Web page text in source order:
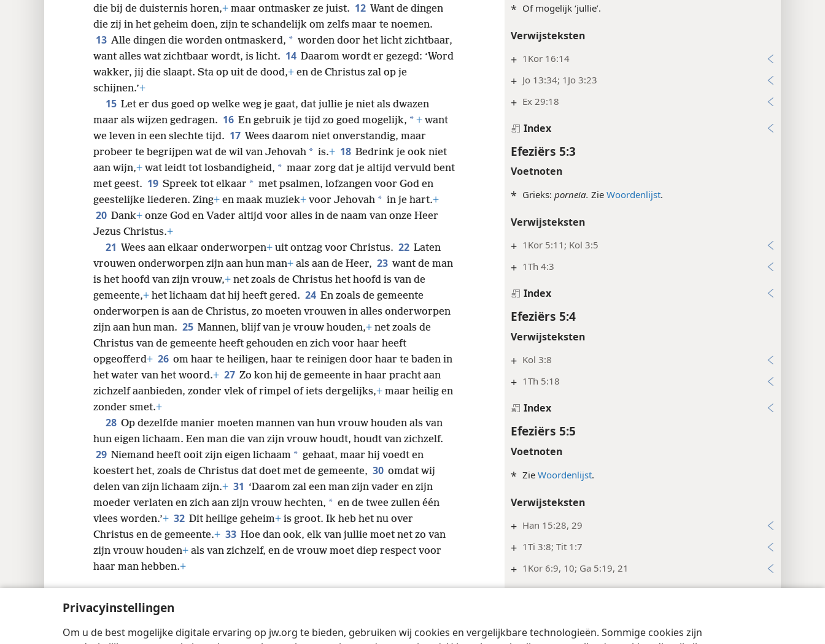
Privacyinstellingen
Om u de best mogelijke digitale ervaring op jw.org te bieden, gebruiken wij cookies en vergelijkbare technologieën. Sommige cookies zijn
* Of mogelijk ‘jullie’.
Verwijsteksten
+ 1Kor 16:14
+ Jo 13:34; 1Jo 3:23
+ Ex 29:18
Index
Efeziërs 5:3
Voetnoten
* Grieks:porneia. ZieWoordenlijst.
Verwijsteksten
+ 1Kor 5:11; Kol 3:5
+ 1Th 4:3
Index
Efeziërs 5:4
Verwijsteksten
+ Kol 3:8
+ 1Th 5:18
Index
Efeziërs 5:5
Voetnoten
* ZieWoordenlijst.
Verwijsteksten
+ Han 15:28, 29
+ 1Ti 3:8; Tit 1:7
+ 1Kor 6:9, 10; Ga 5:19, 21
Index
die bij de duisternis horen,+ maar ontmasker ze juist. 12 Want de dingen
die zij in het geheim doen, zijn te schandelijk om zelfs maar te noemen.
13 Alle dingen die worden ontmaskerd, * worden door het licht zichtbaar,
want alles wat zichtbaar wordt, is licht. 14 Daarom wordt er gezegd: ‘Word
wakker, jij die slaapt. Sta op uit de dood,+ en de Christus zal op je
schijnen.’+
15 Let er dus goed op welke weg je gaat, dat jullie je niet als dwazen
maar als wijzen gedragen. 16 En gebruik je tijd zo goed mogelijk, * + want
we leven in een slechte tijd. 17 Wees daarom niet onverstandig, maar
probeer te begrijpen wat de wil van Jehovah * is.+ 18 Bedrink je ook niet
aan wijn,+ wat leidt tot losbandigheid, * maar zorg dat je altijd vervuld bent
met geest. 19 Spreek tot elkaar * met psalmen, lofzangen voor God en
geestelijke liederen. Zing+ en maak muziek+ voor Jehovah * in je hart.+
20 Dank+ onze God en Vader altijd voor alles in de naam van onze Heer
Jezus Christus.+
21 Wees aan elkaar onderworpen+ uit ontzag voor Christus. 22 Laten
vrouwen onderworpen zijn aan hun man+ als aan de Heer, 23 want de man
is het hoofd van zijn vrouw,+ net zoals de Christus het hoofd is van de
gemeente,+ het lichaam dat hij heeft gered. 24 En zoals de gemeente
onderworpen is aan de Christus, zo moeten vrouwen in alles onderworpen
zijn aan hun man. 25 Mannen, blijf van je vrouw houden,+ net zoals de
Christus van de gemeente heeft gehouden en zich voor haar heeft
opgeofferd+ 26 om haar te heiligen, haar te reinigen door haar te baden in
het water van het woord.+ 27 Zo kon hij de gemeente in haar pracht aan
zichzelf aanbieden, zonder vlek of rimpel of iets dergelijks,+ maar heilig en
zonder smet.+
28 Op dezelfde manier moeten mannen van hun vrouw houden als van
hun eigen lichaam. Een man die van zijn vrouw houdt, houdt van zichzelf.
29 Niemand heeft ooit zijn eigen lichaam * gehaat, maar hij voedt en
koestert het, zoals de Christus dat doet met de gemeente, 30 omdat wij
delen van zijn lichaam zijn.+ 31 ‘Daarom zal een man zijn vader en zijn
moeder verlaten en zich aan zijn vrouw hechten, * en de twee zullen één
vlees worden.’+ 32 Dit heilige geheim+ is groot. Ik heb het nu over
Christus en de gemeente.+ 33 Hoe dan ook, elk van jullie moet net zo van
zijn vrouw houden+ als van zichzelf, en de vrouw moet diep respect voor
haar man hebben.+
Copyright © 2026 Watch Tower Bible and Tract Society of Pennsylvania Gebruiksvoorwaarden Privacybeleid Privacyinstellingen JW.ORG Inloggen